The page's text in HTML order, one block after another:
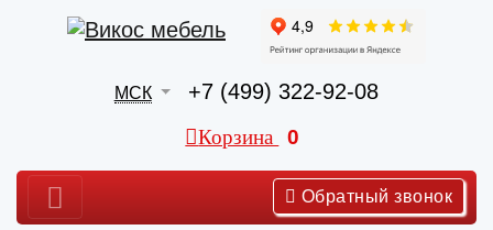
МСК +7 (499) 322-92-08
Корзина 0
Обратный звонок